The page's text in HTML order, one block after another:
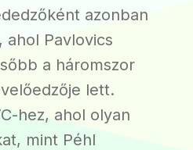
azonban
ahol Pavlovics
a háromszor
lett.
hez, ahol olyan
mint Péhl